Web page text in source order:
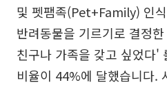
및 펫팸족(Pet+Family) 인
반려동물을 기르기로 결정
친구나 가족을 갖고 싶었다'
비율이 44%에 달했습니다.